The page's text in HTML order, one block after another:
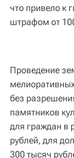
что привело к
штрафом от
Проведение
без
памятников
для граждан в
рублей, для
300 тысяч